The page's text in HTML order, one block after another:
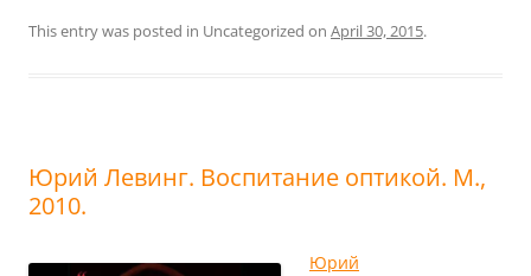
This entry was posted in Uncategorized on April 30, 2015.
Юрий Левинг. Воспитание оптикой. М.,
2010.
Юрий